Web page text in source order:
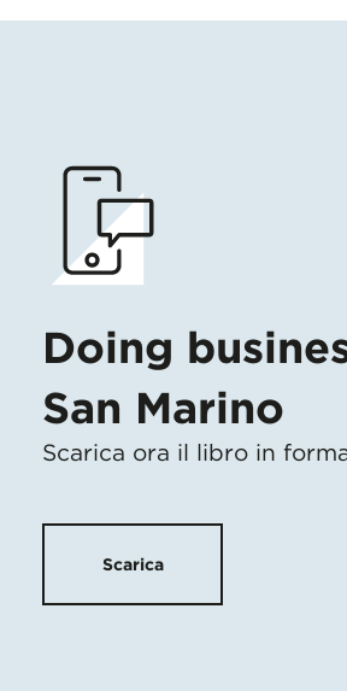
Doing
San Marino
Scarica ora il libro in
Scarica